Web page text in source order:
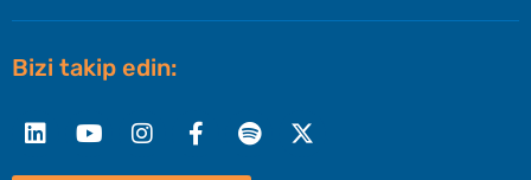
Bizi takip edin:
f
twitter